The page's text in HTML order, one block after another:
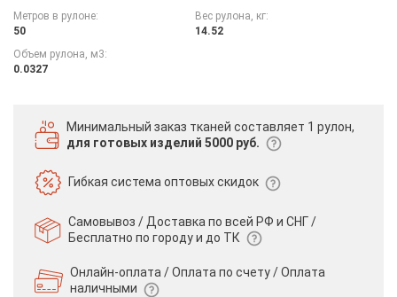
Метров в рулоне:
50
Вес рулона, кг:
14.52
Объем рулона, м3:
0.0327
Минимальный заказ тканей составляет 1 рулон,
для готовых изделий 5000 руб.
Гибкая системаоптовых скидок
Самовывоз / Доставка по всей РФ и СНГ /
Бесплатно по городу и до ТК
Онлайн-оплата / Оплата по счету /Оплата
наличными